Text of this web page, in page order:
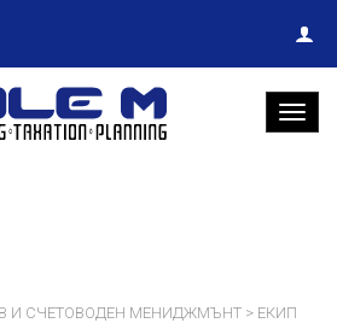
И СЧЕТОВОДЕН МЕНИДЖМЪНТ> ЕКИП